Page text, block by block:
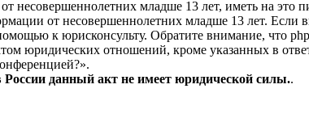
несовершеннолетних младше 13 лет, иметь на это
от несовершеннолетних младше 13 лет.
к юрисконсульту. Обратите внимание, что
юридических отношений, кроме указанных в
данный акт не имеет юридической силы..